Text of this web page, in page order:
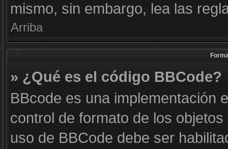
mismo, sin embargo, lea las
Arriba
» ¿Qué es el código BBCode?
BBcode es una implementación
control de formato de los
uso de BBCode debe ser